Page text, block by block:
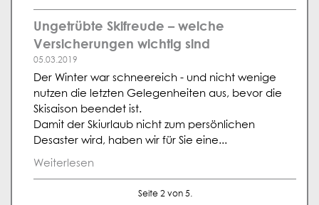
Ungetrübte Skifreude – welche
Versicherungen wichtig sind
05.03.2019
Der Winter war schneereich - und nicht wenige
nutzen die letzten Gelegenheiten aus, bevor die
Skisaison beendet ist.
Damit der Skiurlaub nicht zum persönlichen
Desaster wird, haben wir für Sie eine...
Weiterlesen
Seite 2 von 5.